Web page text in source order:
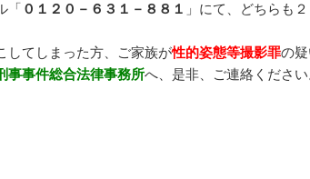
「 ０１２０－６３１－８８１ 」にて、どちらも
してしまった方、ご家族が性的姿態等撮影罪の
事事件総合法律事務所へ、是非、ご連絡ください